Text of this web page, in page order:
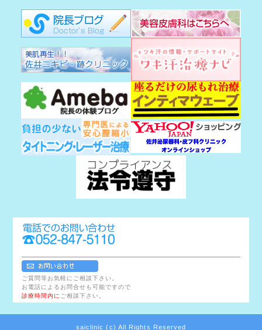
ご質問等お気軽にご相談下さい。
お電話によるお問合せも可能ですので
診療時間内に ご相談下さい。
saiclinic (c) All Rights Reserved